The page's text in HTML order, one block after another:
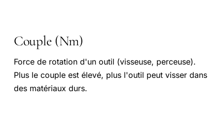
Couple (Nm)
Force de rotation d'un outil (visseuse, perceuse).
Plus le couple est élevé, plus l'outil peut visser dans
des matériaux durs.